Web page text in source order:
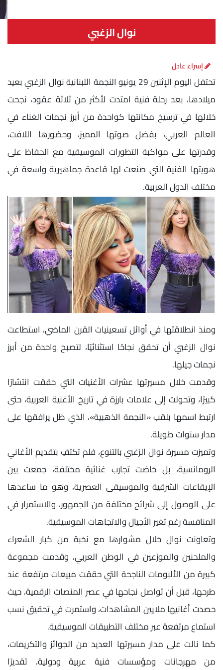
نوال الزغبي
إسراء عادل
تحتفل اليوم الإثنين 29 يونيو النجمة اللبنانية نوال الزغبي بعيد
ميلادها، بعد رحلة فنية امتدت لأكثر من ثلاثة عقود، نجحت
خلالها في ترسيخ مكانتها كواحدة من أبرز نجمات الغناء في
العالم العربي، بفضل صوتها المميز، وحضورها اللافت،
وقدرتها على مواكبة التطورات الموسيقية مع الحفاظ على
هويتها الفنية التي صنعت لها قاعدة جماهيرية واسعة في
مختلف الدول العربية.
ومنذ انطلاقتها في أوائل تسعينيات القرن الماضي، استطاعت
نوال الزغبي أن تحقق نجاحًا استثنائيًا، لتصبح واحدة من أبرز
نجمات جيلها.
وقدمت خلال مسيرتها عشرات الأغنيات التي حققت انتشارًا
كبيرًا، وتحولت إلى علامات بارزة في تاريخ الأغنية العربية، حتى
ارتبط اسمها بلقب «النجمة الذهبية»، الذي ظل يرافقها على
مدار سنوات طويلة.
وتميزت مسيرة نوال الزغبي بالتنوع، فلم تكتفِ بتقديم الأغاني
الرومانسية، بل خاضت تجارب غنائية مختلفة، جمعت بين
الإيقاعات الشرقية والموسيقى العصرية، وهو ما ساعدها
على الوصول إلى شرائح مختلفة من الجمهور، والاستمرار في
المنافسة رغم تغير الأجيال والاتجاهات الموسيقية.
وتعاونت نوال خلال مشوارها مع نخبة من كبار الشعراء
والملحنين والموزعين في الوطن العربي، وقدمت مجموعة
كبيرة من الألبومات الناجحة التي حققت مبيعات مرتفعة عند
طرحها، قبل أن تواصل نجاحها في عصر المنصات الرقمية، حيث
حصدت أغانيها ملايين المشاهدات، واستمرت في تحقيق نسب
استماع مرتفعة عبر مختلف التطبيقات الموسيقية.
كما نالت على مدار مسيرتها العديد من الجوائز والتكريمات،
من مهرجانات ومؤسسات فنية عربية ودولية، تقديرًا